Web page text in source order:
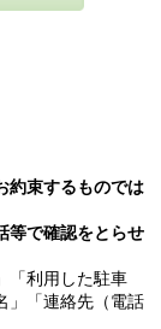
約束するものでは
等で確認をとらせ
「利用した駐車
」「連絡先（電話